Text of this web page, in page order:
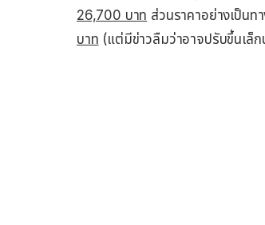
26,700 บาท ส่วนราคาอย่างเป็นท
บาท (แต่มีข่าวลืมว่าอาจปรับขึ้นเล็